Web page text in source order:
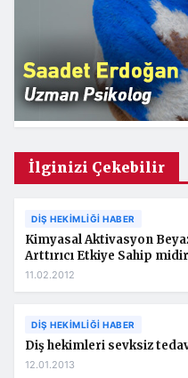
İlginizi Çekebilir
DIŞ HEKIMLIĞI HABER
Kimyasal Aktivasyon
Arttırıcı Etkiye Sahip
11.02.2012
DIŞ HEKIMLIĞI HABER
Diş hekimleri sevksiz
12.01.2013